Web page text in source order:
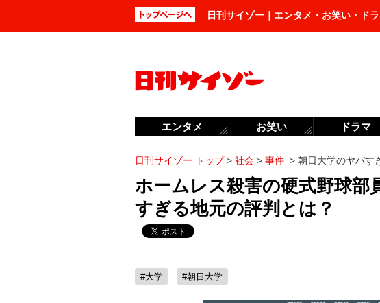
日刊サイゾー｜エンタメ・お笑い・ド
日刊サイゾー トップ> 社会 > 事件 > 朝日大学のヤバす
ホームレス殺害の硬式野球部
すぎる地元の評判とは？
#大学 #朝日大学
エンタメ お笑い ドラマ